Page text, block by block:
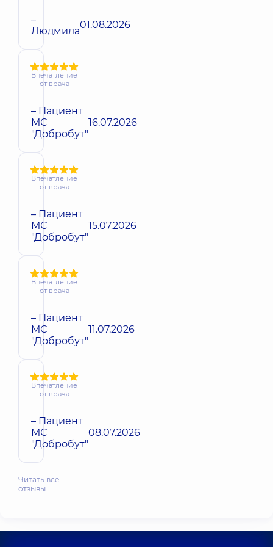
–
Людмила01.08.2026
Впечатление
от врача
– Пациент
МС
"Добробут"
16.07.2026
Впечатление
от врача
– Пациент
МС
"Добробут"
15.07.2026
Впечатление
от врача
– Пациент
МС
"Добробут"
11.07.2026
Впечатление
от врача
– Пациент
МС
"Добробут"
08.07.2026
Читать все
отзывы…